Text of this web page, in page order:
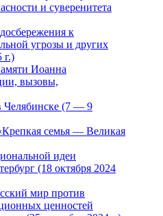
и суверенитета
к
угрозы и других
г.)
Иоанна
вызовы,
Челябинске (7 — 9
семья — Великая
идеи
(18 октября 2024
мир против
ценностей